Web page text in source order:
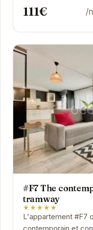
111€ /
#F7 The
tramway
★★★★★
L'appartement #F7